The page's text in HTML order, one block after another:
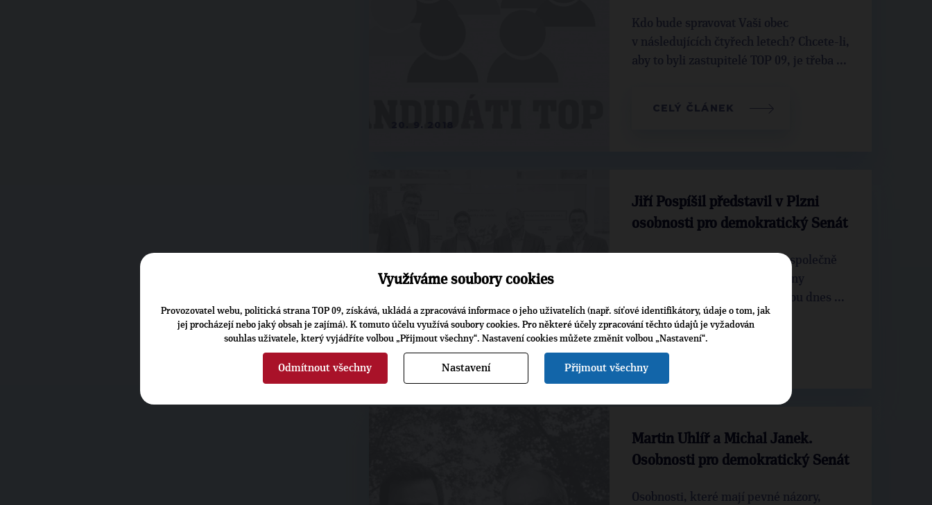
Kdo bude spravovat Vaši obec
v následujících čtyřech letech? Chcete-li,
aby to byli zastupitelé TOP 09, je třeba ...
CELÝ ČLÁNEK
4. 9. 2018
Jiří Pospíšil představil v Plzni
osobnosti pro demokratický Senát
Předseda TOP 09 Jiří Pospíšil společně
s první místopředsedkyní strany
Markétou Pekarovou Adamovou dnes ...
CELÝ ČLÁNEK
Martin Uhlíř a Michal Janek.
Osobnosti pro demokratický Senát
Osobnosti, které mají pevné názory,
Využíváme soubory cookies
Provozovatel webu, politická strana TOP 09, získává, ukládá a zpracovává informace o jeho uživatelích (např. síťové identifikátory, údaje o tom, jak
jej procházejí nebo jaký obsah je zajímá). K tomuto účelu využívá soubory cookies. Pro některé účely zpracování těchto údajů je vyžadován
souhlas uživatele, který vyjádříte volbou „Přijmout všechny“. Nastavení cookies můžete změnit volbou „Nastavení“.
Odmítnout všechny Nastavení Přijmout všechny